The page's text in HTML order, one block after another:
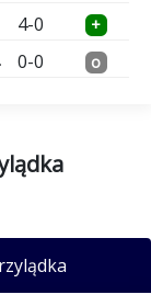
4-0 +
0-0 o